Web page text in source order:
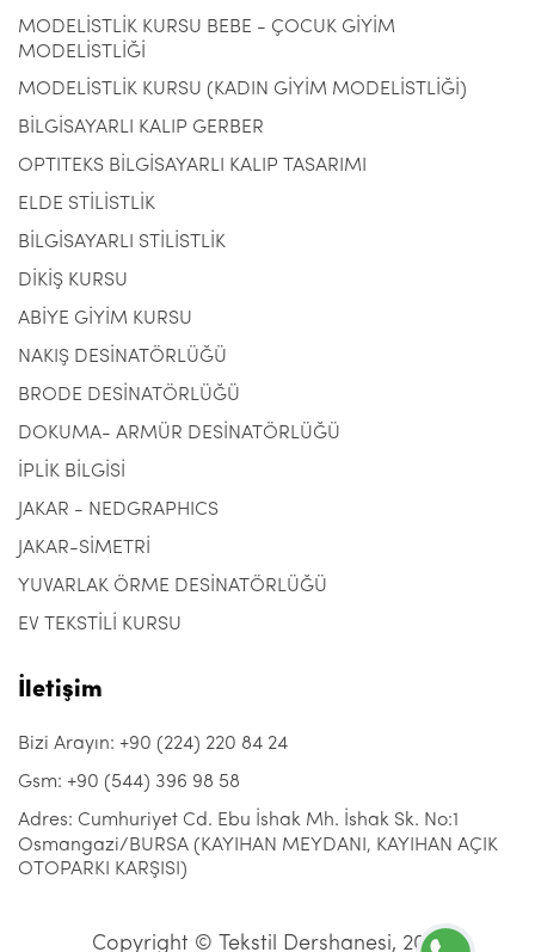
MODELİSTLİK KURSU BEBE - ÇOCUK GİYİM
MODELİSTLİĞİ
MODELİSTLİK KURSU (KADIN GİYİM MODELİSTLİĞİ)
BİLGİSAYARLI KALIP GERBER
OPTITEKS BİLGİSAYARLI KALIP TASARIMI
ELDE STİLİSTLİK
BİLGİSAYARLI STİLİSTLİK
DİKİŞ KURSU
ABİYE GİYİM KURSU
NAKIŞ DESİNATÖRLÜĞÜ
BRODE DESİNATÖRLÜĞÜ
DOKUMA- ARMÜR DESİNATÖRLÜĞÜ
İPLİK BİLGİSİ
JAKAR - NEDGRAPHICS
JAKAR-SİMETRİ
YUVARLAK ÖRME DESİNATÖRLÜĞÜ
EV TEKSTİLİ KURSU
İletişim
Bizi Arayın: +90 (224) 220 84 24
Gsm: +90 (544) 396 98 58
Adres: Cumhuriyet Cd. Ebu İshak Mh. İshak Sk. No:1
Osmangazi/BURSA (KAYIHAN MEYDANI, KAYIHAN AÇIK
OTOPARKI KARŞISI)
Copyright © Tekstil Dershanesi, 2021